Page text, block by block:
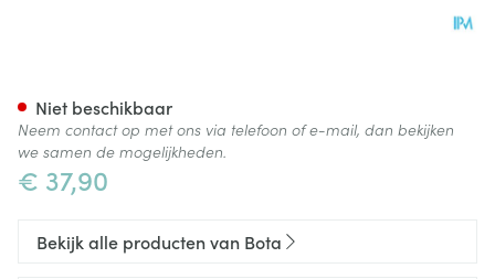
€ 37,90
Niet beschikbaar
Neem contact op met ons via telefoon of e-mail, dan bekijken
we samen de mogelijkheden.
Bekijk alle producten van Bota